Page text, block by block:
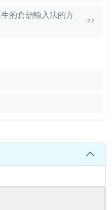
的倉頡輸入法的方
1212